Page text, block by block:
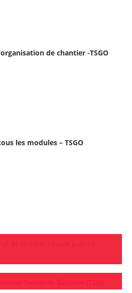
de chantier -TSGO
les modules – TSGO